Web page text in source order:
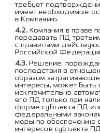
требует
имеет необходимые
в Компанию.
Компания в праве
передавать ПД
с правилами
Российской
Решение,
последствия в
образом
интересы, может быть
исключительно
его ПД только при
форме субъекта ПД
федеральными
меры по обеспечению
интересов субъекта